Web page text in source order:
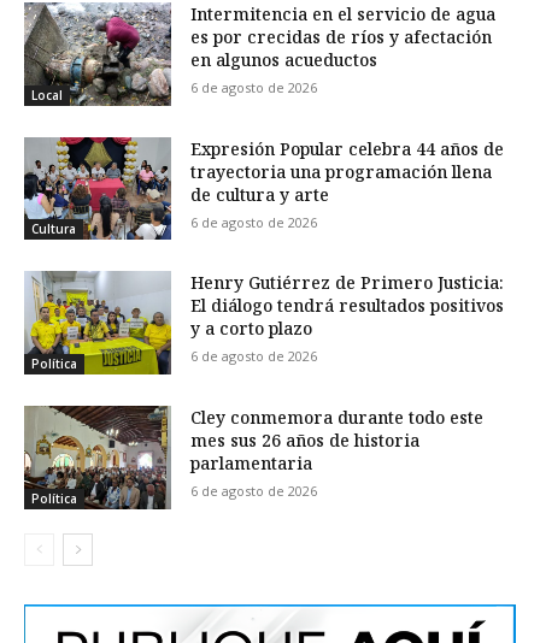
Local
Intermitencia en el servicio de agua
es por crecidas de ríos y afectación
en algunos acueductos
6 de agosto de 2026
Cultura
Expresión Popular celebra 44 años de
trayectoria una programación llena
de cultura y arte
6 de agosto de 2026
Política
Henry Gutiérrez de Primero Justicia:
El diálogo tendrá resultados positivos
y a corto plazo
6 de agosto de 2026
Política
Cley conmemora durante todo este
mes sus 26 años de historia
parlamentaria
6 de agosto de 2026